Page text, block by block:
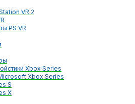
VR 2
PS VR
Xbox Series
Xbox Series
S
X